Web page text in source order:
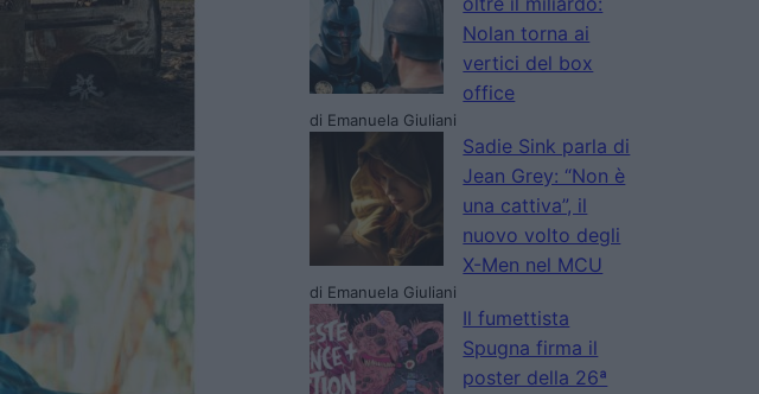
Nolan torna ai
vertici del box
office
di Emanuela Giuliani
Sadie Sink parla di
Jean Grey: “Non è
una cattiva”, il
nuovo volto degli
X-Men nel MCU
di Emanuela Giuliani
Il fumettista
Spugna firma il
poster della 26ª